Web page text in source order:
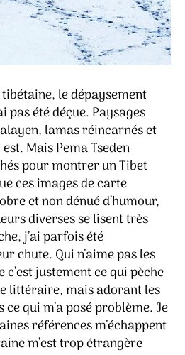
le dépaysement
pas été déçue. Paysages
lamas réincarnés et
Mais Pema Tseden
pour montrer un Tibet
ces images de carte
et non dénué d’humour,
diverses se lisent très
j’ai parfois été
chute. Qui n’aime pas les
justement ce qui pèche
littéraire, mais adorant les
ce qui m’a posé problème. Je
références m’échappent
m’est trop étrangère